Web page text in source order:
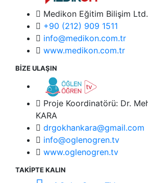
Medikon Eğitim Bilişim
+90 (212) 909 1511
info@medikon.com.tr
www.medikon.com.tr
BİZE ULAŞIN
Proje Koordinatörü: Dr.
KARA
drgokhankara@gmail.com
info@oglenogren.tv
www.oglenogren.tv
TAKİPTE KALIN